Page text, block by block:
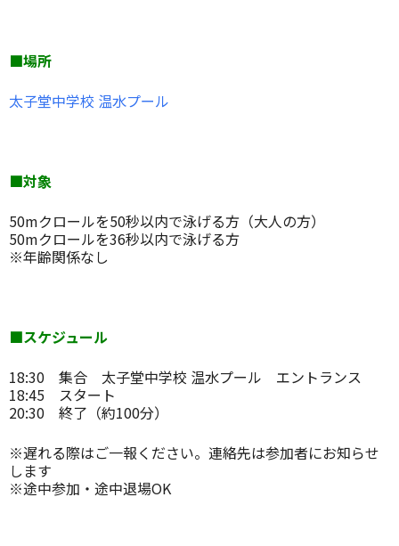
■場所
太子堂中学校 温水プール
■対象
50mクロールを50秒以内で泳げる方（大人の方）
50mクロールを36秒以内で泳げる方
※年齢関係なし
■スケジュール
18:30 集合 太子堂中学校 温水プール エントランス
18:45 スタート
20:30 終了（約100分）
※遅れる際はご一報ください。連絡先は参加者にお知らせ
します
※途中参加・途中退場OK